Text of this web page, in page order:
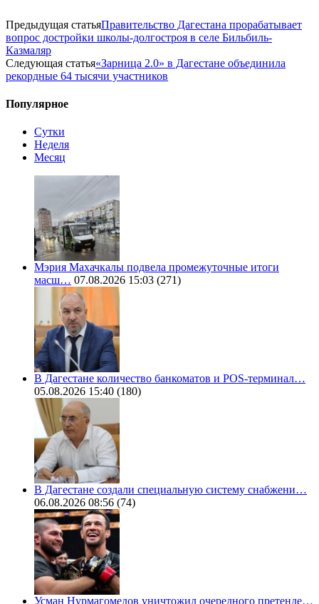
Предыдущая статьяПравительство Дагестана прорабатывает
вопрос достройки школы-долгостроя в селе Бильбиль-
Казмаляр
Следующая статья«Зарница 2.0» в Дагестане объединила
рекордные 64 тысячи участников
Популярное
Сутки
Неделя
Месяц
Мэрия Махачкалы подвела промежуточные итоги
масш… 07.08.2026 15:03 (271)
В Дагестане количество банкоматов и POS-терминал…
05.08.2026 15:40 (180)
В Дагестане создали специальную систему снабжени…
06.08.2026 08:56 (74)
Усман Нурмагомедов уничтожил очередного претенде…